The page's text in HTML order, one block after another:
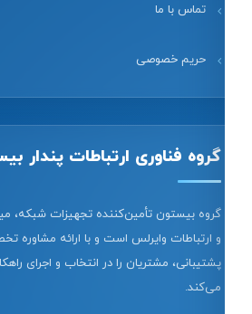
تماس با ما
حریم خصوصی
گروه فناوری ارتباطات پندار
گروه بیستون تأمین‌کننده تجهیزات شبکه،
و ارتباطات وایرلس است و با ارائه مشاوره
پشتیبانی، مشتریان را در انتخاب و اجرای
می‌کند.